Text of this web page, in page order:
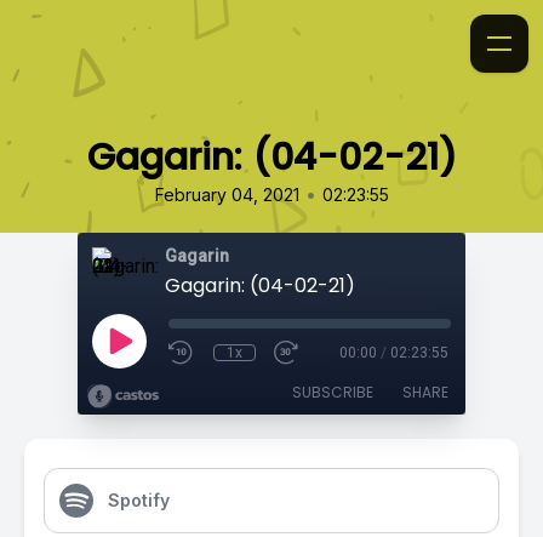
Gagarin: (04-02-21)
February 04, 2021 • 02:23:55
Gagarin
Gagarin: (04-02-21)
1x 00:00 / 02:23:55
SUBSCRIBE SHARE
Spotify